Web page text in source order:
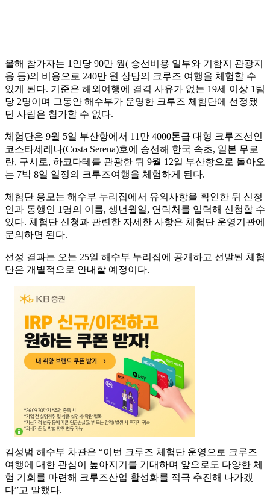
올해 참가자는 1인당 90만 원( 승선비용 일부와 기함지 관광지
용 등)의 비용으로 240만 원 상당의 크루즈 여행을 체험할 수
있게 된다. 기준은 해외여행에 결격 사유가 없는 19세 이상 1팀
당 2명이며 그동안 해수부가 운영한 크루즈 체험단에 선정됐
던 사람은 참가할 수 없다.
체험단은 9월 5일 부산항에서 11만 4000톤급 대형 크루즈선인
코스타세레나(Costa Serena)호에 승선해 한국 속초, 일본 무로
란, 구시로, 하코다테를 관광한 뒤 9월 12일 부산항으로 돌아오
는 7박 8일 일정의 크루즈여행을 체험하게 된다.
체험단 응모는 해수부 누리집에서 유의사항을 확인한 뒤 신청
인과 동행인 1명의 이름, 생년월일, 연락처를 입력해 신청할 수
있다. 체험단 신청과 관련한 자세한 사항은 체험단 운영기관에
문의하면 된다.
선정 결과는 오는 25일 해수부 누리집에 공개하고 선발된 체험
단은 개별적으로 안내할 예정이다.
김성범 해수부 차관은 “이번 크루즈 체험단 운영으로 크루즈
여행에 대한 관심이 높아지기를 기대하며 앞으로도 다양한 체
험 기회를 마련해 크루즈산업 활성화를 적극 추진해 나가겠
다”고 말했다.